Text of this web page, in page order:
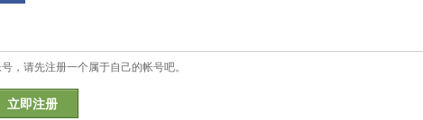
，请先注册一个属于自己的帐号吧。
立即注册